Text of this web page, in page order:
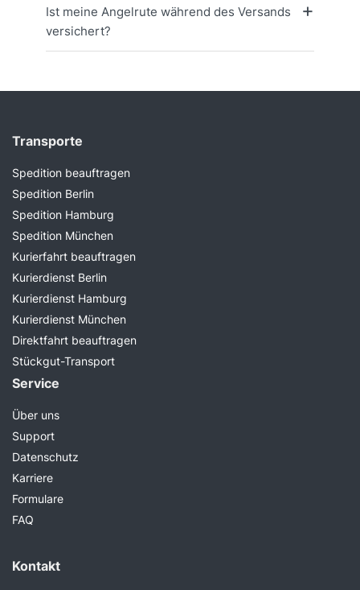
Ist meine Angelrute während des Versands
versichert?
Transporte
Spedition beauftragen
Spedition Berlin
Spedition Hamburg
Spedition München
Kurierfahrt beauftragen
Kurierdienst Berlin
Kurierdienst Hamburg
Kurierdienst München
Direktfahrt beauftragen
Stückgut-Transport
Service
Über uns
Support
Datenschutz
Karriere
Formulare
FAQ
Kontakt